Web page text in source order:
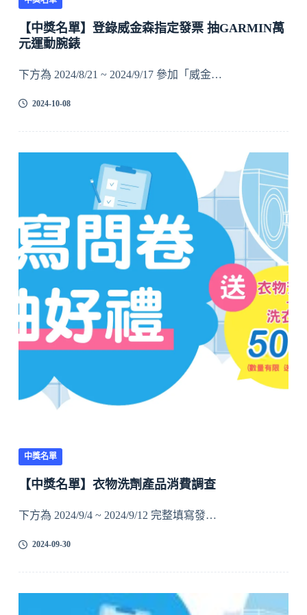
【中獎名單】登錄威金森指定發票 抽GARMIN萬
元運動腕錶
下方為 2024/8/21 ~ 2024/9/17 參加「威金…
2024-10-08
中獎名單
【中獎名單】衣物洗劑產品消費調查
下方為 2024/9/4 ~ 2024/9/12 完整填寫發…
2024-09-30